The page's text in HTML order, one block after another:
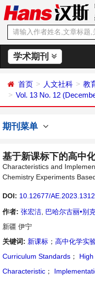
学术期刊
首页 人文社科
教
Vol. 13 No. 12
期刊菜单
基于新课标下的高中
Characteristics and
Chemistry Experiments
DOI: 10.12677/
作者: 张宏洁 巴哈尔古丽•别
新疆 伊宁
关键词: 新课标 ； 高中化学实
Curriculum Standards ；
Characteristic ；